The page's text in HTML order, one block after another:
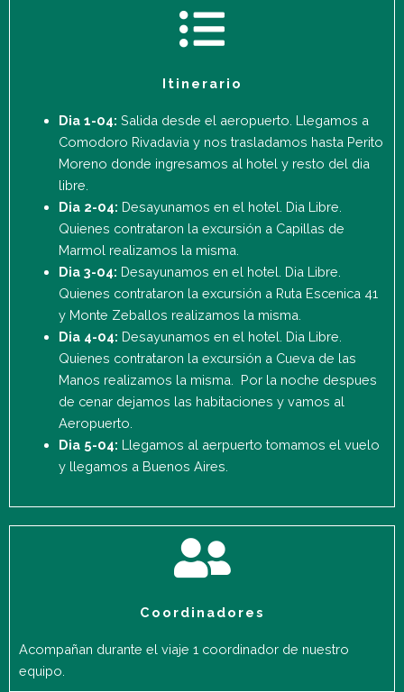
Itinerario
Dia 1-04: Salida desde el aeropuerto. Llegamos a
Comodoro Rivadavia y nos trasladamos hasta Perito
Moreno donde ingresamos al hotel y resto del dia
libre.
Dia 2-04: Desayunamos en el hotel. Dia Libre.
Quienes contrataron la excursión a Capillas de
Marmol realizamos la misma.
Dia 3-04: Desayunamos en el hotel. Dia Libre.
Quienes contrataron la excursión a Ruta Escenica 41
y Monte Zeballos realizamos la misma.
Dia 4-04: Desayunamos en el hotel. Dia Libre.
Quienes contrataron la excursión a Cueva de las
Manos realizamos la misma. Por la noche despues
de cenar dejamos las habitaciones y vamos al
Aeropuerto.
Dia 5-04: Llegamos al aerpuerto tomamos el vuelo
y llegamos a Buenos Aires.
Coordinadores
Acompañan durante el viaje 1 coordinador de nuestro
equipo.